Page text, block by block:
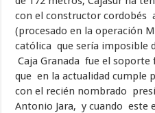
con el constructor cordobés
(procesado en la operación
católica que sería imposible
Caja Granada fue el
que en la actualidad cumple
con el recién nombrado
Antonio Jara, y cuando este